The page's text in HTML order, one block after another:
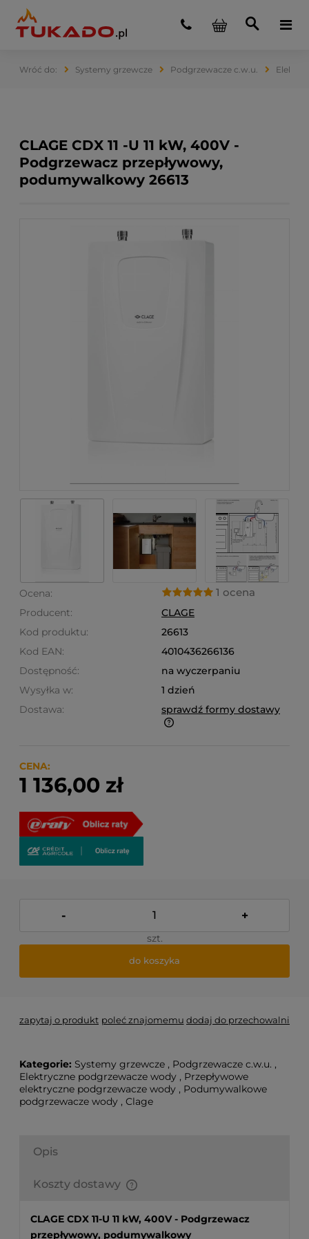
Systemy grzewcze Podgrzewacze c.w.u.
CLAGE CDX 11 -U 11 kW, 400V -
Podgrzewacz przepływowy,
podumywalkowy 26613
Ocena: 1 ocena
Producent:
CLAGE
Kod produktu:
26613
Kod EAN:
4010436266136
Dostępność:
na wyczerpaniu
Wysyłka w:
1 dzień
Dostawa:
sprawdź formy dostawy
produktów które się w nim znajdują.
CENA:
1 136,00 zł
- +
szt.
do koszyka
zapytaj o produkt poleć znajomemu dodaj do przechowalni
Kategorie: Systemy grzewcze , Podgrzewacze c.w.u. ,
Elektryczne podgrzewacze wody , Przepływowe
elektryczne podgrzewacze wody , Podumywalkowe
podgrzewacze wody , Clage
Opis
Koszty dostawy
produktów które się w nim znajdują.
CLAGE CDX 11-U 11 kW, 400V - Podgrzewacz
przepływowy, podumywalkowy